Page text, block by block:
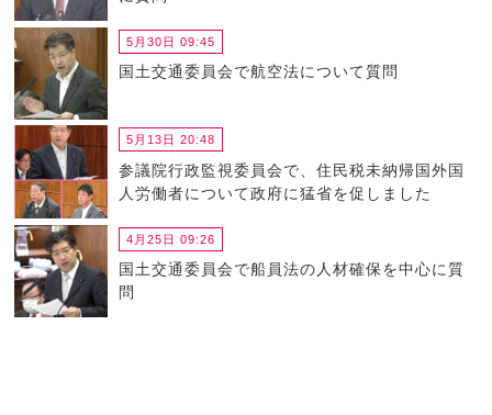
5月30日 09:45
国土交通委員会で航空法について質問
5月13日 20:48
参議院行政監視委員会で、住民税未納帰国外国
人労働者について政府に猛省を促しました
4月25日 09:26
国土交通委員会で船員法の人材確保を中心に質
問